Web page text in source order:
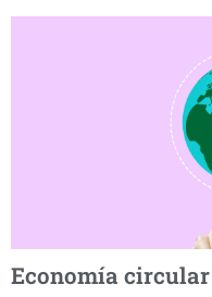
Economía